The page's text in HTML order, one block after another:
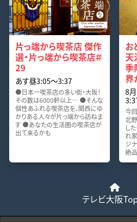
片っ端から喫茶店 傑作
選・片っ端から喫茶店＃
29
あす昼3:05〜3:37
●日本一喫茶店の多い街・大阪！
その数は6000軒以上… ●そんな
個性あふれる喫茶店を、関西にゆ
かりある人々が片っ端から訪ねま
す ●あなたの生活圏の喫茶店が
出て来るかも
お
天
季
界
8
今
北
し
れ
ジ
絶
テレビ大阪